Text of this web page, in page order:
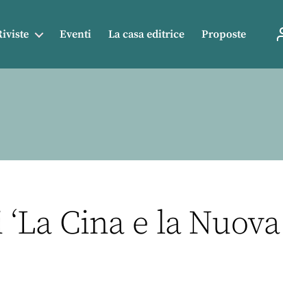
Eventi La casa editrice Proposte
Cina e la